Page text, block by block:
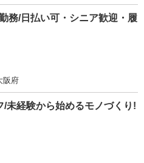
務/日払い可・シニア歓迎・履
阪府
未経験から始めるモノづくり!